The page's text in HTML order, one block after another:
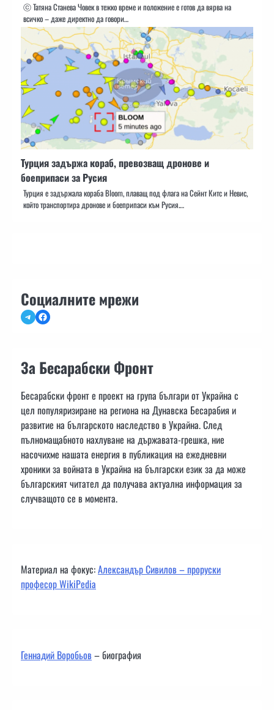
ⓒ Татяна Станева Човек в тежко време и положение е готов да вярва на
всичко – даже директно да говори…
Турция задържа кораб, превозващ дронове и
боеприпаси за Русия
Турция е задържала кораба Bloom, плаващ под флага на Сейнт Китс и Невис,
който транспортира дронове и боеприпаси към Русия.…
Социалните мрежи
TelegramFacebook
За Бесарабски Фронт
Бесарабски фронт е проект на група българи от Украйна с
цел популяризиране на региона на Дунавска Бесарабия и
развитие на българското наследство в Украйна. След
пълномащабното нахлуване на държавата-грешка, ние
насочихме нашата енергия в публикация на ежедневни
хроники за войната в Украйна на български език за да може
българският читател да получава актуална информация за
случващото се в момента.
Материал на фокус:Александър Сивилов – проруски
професор WikiPedia
Геннадий Воробьов– биография